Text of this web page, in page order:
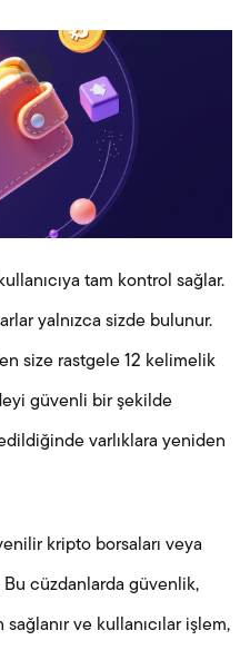
tam kontrol sağlar.
yalnızca sizde bulunur.
size rastgele 12 kelimelik
güvenli bir şekilde
varlıklara yeniden
kripto borsaları veya
Bu cüzdanlarda güvenlik,
sağlanır ve kullanıcılar işlem,